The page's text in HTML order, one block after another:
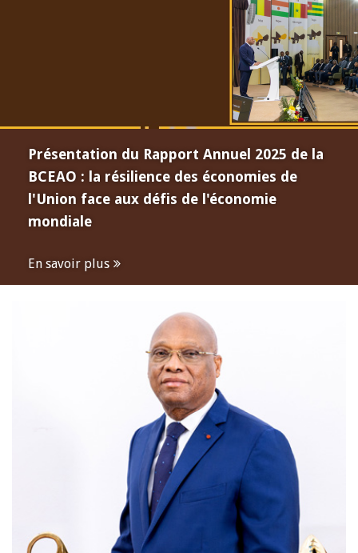
Présentation du Rapport Annuel 2025 de la
BCEAO : la résilience des économies de
l'Union face aux défis de l'économie
mondiale
En savoir plus